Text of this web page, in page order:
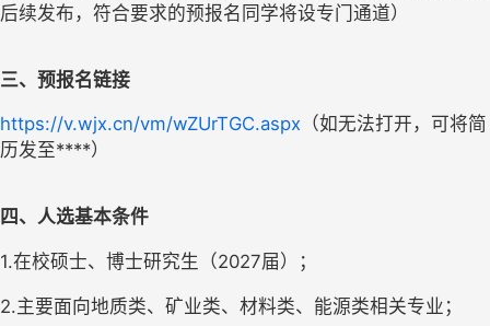
后续发布，符合要求的预报名同学将设专门通道）
三、预报名链接
https://v.wjx.cn/vm/wZUrTGC.aspx （如无法打开，可将简
历发至****）
四、人选基本条件
1.在校硕士、博士研究生（2027届）；
2.主要面向地质类、矿业类、材料类、能源类相关专业；